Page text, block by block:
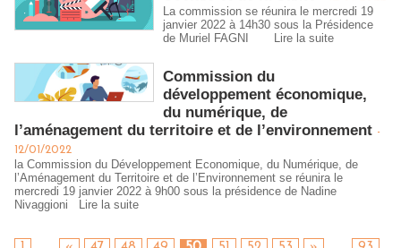
La commission se réunira le mercredi 19
janvier 2022 à 14h30 sous la Présidence
de Muriel FAGNI
Lire la suite
Commission du
développement économique,
du numérique, de
l’aménagement du territoire et de l’environnement -
12/01/2022
la Commission du Développement Economique, du Numérique, de
l’Aménagement du Territoire et de l’Environnement se réunira le
mercredi 19 janvier 2022 à 9h00 sous la présidence de Nadine
Nivaggioni
Lire la suite